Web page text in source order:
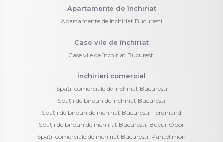
Apartamente de închiriat
Apartamente de închiriat Bucuresti
Case vile de închiriat
Case vile de închiriat Bucuresti
Închirieri comercial
Spații comerciale de închiriat Bucuresti
Spații de birouri de închiriat Bucuresti
Spații de birouri de închiriat Bucuresti, Ferdinand
Spații de birouri de închiriat Bucuresti, Bucur Obor
Spații comerciale de închiriat Bucuresti, Pantelimon